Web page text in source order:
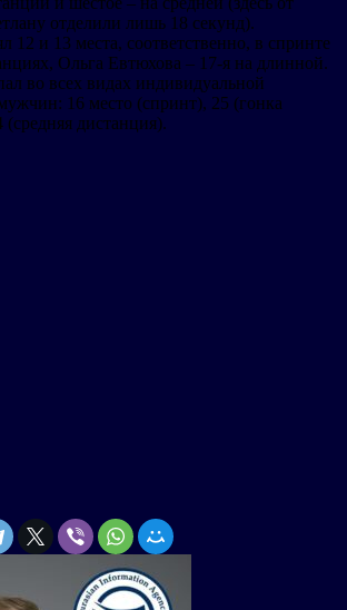
отделили лишь 18 секунд).
12 и 13 места, соответственно, в спринте
Ольга Евтюхова – 17-я на длинной.
во всех видах индивидуальной
16 место (спринт), 25 (гонка
(средняя дистанция).